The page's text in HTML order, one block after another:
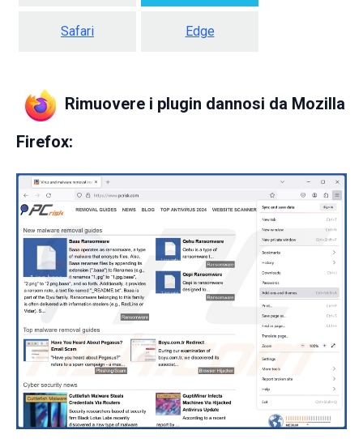
Safari Edge
Rimuovere i plugin dannosi da Mozilla
Firefox: